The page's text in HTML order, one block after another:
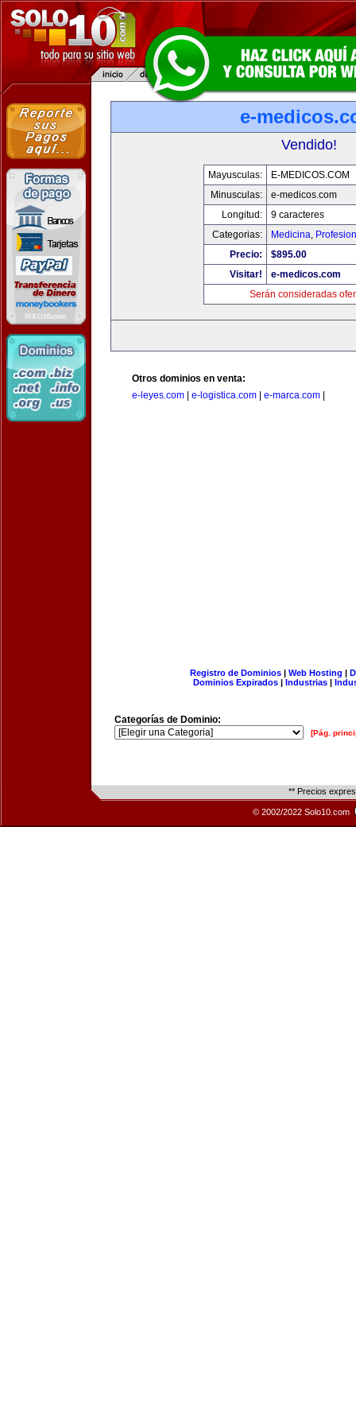
e-
Vendido!
Mayusculas:
E-MEDICOS.COM
Minusculas:
e-medicos.com
Longitud:
9 caracteres
Categorias:
Medicina,
Precio:
$895.00
Visitar!
e-medicos.com
Serán consideradas
Otros dominios en venta:
e-leyes.com
e-logistica.com e-marca.com
Registro de Dominios| Web Hosting |
Dominios Expirados | Industrias |
Categorías de Dominio:
[Pág.
** Precios
© 2002/2022 Solo10.com